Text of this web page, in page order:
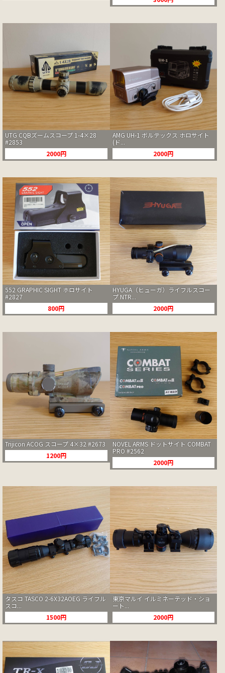
UTG CQBズームスコープ 1-4×28
#2853
2000円
AMG UH-1 ボルテックス ホロサイト
(ド...
2000円
552 GRAPHIC SIGHT ホロサイト
#2827
800円
HYUGA（ヒューガ）ライフルスコー
プ NTR...
2000円
Trijicon ACOG スコープ 4×32 #2673
1200円
NOVEL ARMS ドットサイト COMBAT
PRO #2562
2000円
タスコ TASCO 2-6X32AOEG ライフル
スコ...
1500円
東京マルイ イルミネーテッド・ショ
ート...
2000円